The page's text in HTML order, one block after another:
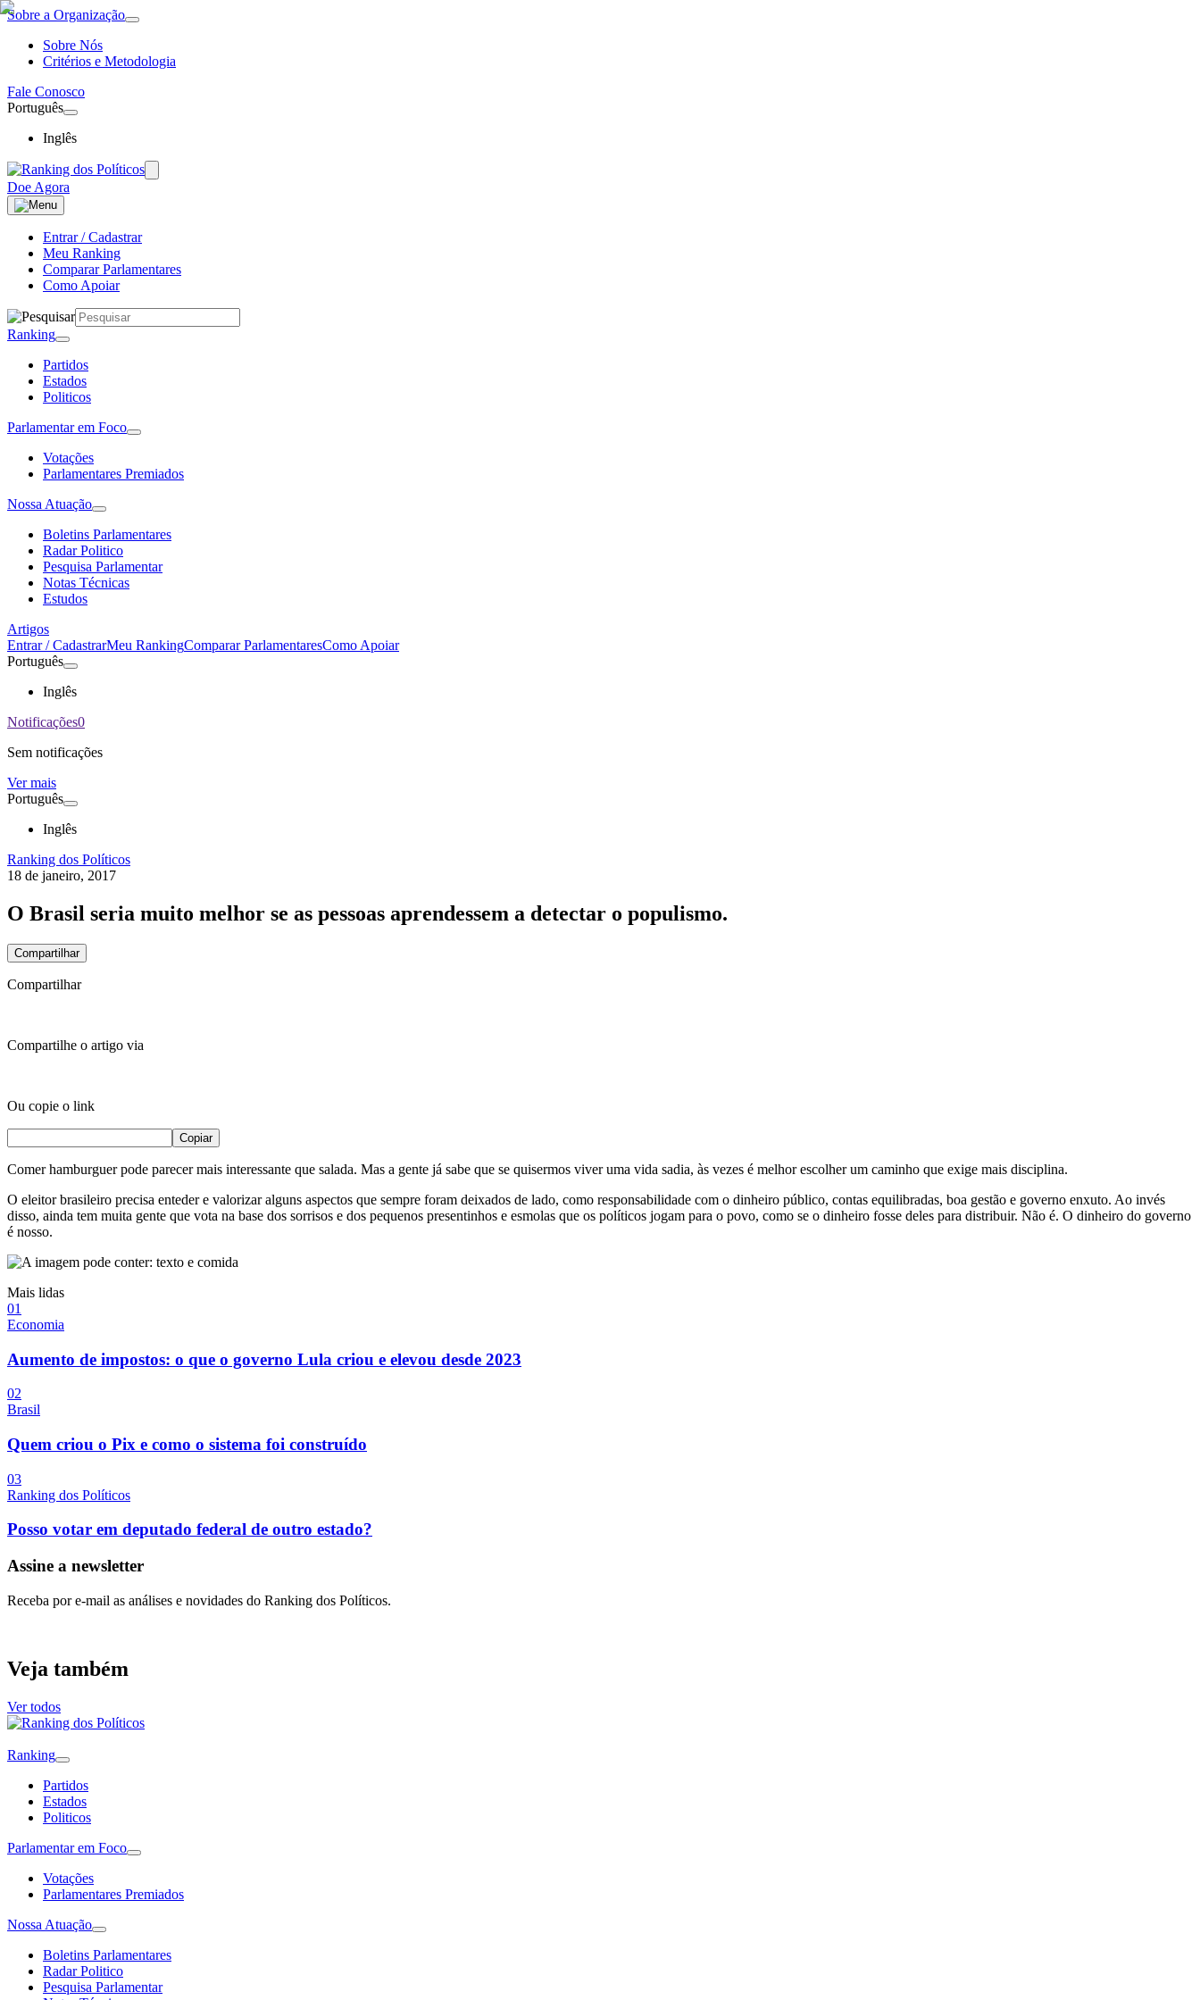
Sobre a Organização
Sobre Nós
Critérios e Metodologia
Fale Conosco
Português
Inglês
Doe Agora
Entrar / Cadastrar
Meu Ranking
Comparar Parlamentares
Como Apoiar
Ranking
Partidos
Estados
Politicos
Parlamentar em Foco
Votações
Parlamentares Premiados
Nossa Atuação
Boletins Parlamentares
Radar Politico
Pesquisa Parlamentar
Notas Técnicas
Estudos
Artigos
Entrar / CadastrarMeu RankingComparar ParlamentaresComo Apoiar
Português
Inglês
Notificações0
Sem notificações
Ver mais
Português
Inglês
Ranking dos Políticos
18 de janeiro, 2017
O Brasil seria muito melhor se as pessoas aprendessem a detectar o populismo.
Compartilhar
Compartilhar
Compartilhe o artigo via
Ou copie o link
Copiar
Comer hamburguer pode parecer mais interessante que salada. Mas a gente já sabe que se quisermos viver uma vida sadia, às vezes é melhor escolher um caminho que exige mais disciplina.
O eleitor brasileiro precisa enteder e valorizar alguns aspectos que sempre foram deixados de lado, como responsabilidade com o dinheiro público, contas equilibradas, boa gestão e governo enxuto. Ao invés
disso, ainda tem muita gente que vota na base dos sorrisos e dos pequenos presentinhos e esmolas que os políticos jogam para o povo, como se o dinheiro fosse deles para distribuir. Não é. O dinheiro do governo
é nosso.
Mais lidas
01
Economia
Aumento de impostos: o que o governo Lula criou e elevou desde 2023
02
Brasil
Quem criou o Pix e como o sistema foi construído
03
Ranking dos Políticos
Posso votar em deputado federal de outro estado?
Assine a newsletter
Receba por e-mail as análises e novidades do Ranking dos Políticos.
Veja também
Ver todos
Ranking
Partidos
Estados
Politicos
Parlamentar em Foco
Votações
Parlamentares Premiados
Nossa Atuação
Boletins Parlamentares
Radar Politico
Pesquisa Parlamentar